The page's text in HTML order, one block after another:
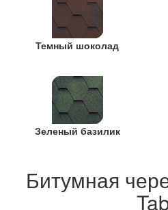
Темный шоколад
Зеленый базилик
Битумная